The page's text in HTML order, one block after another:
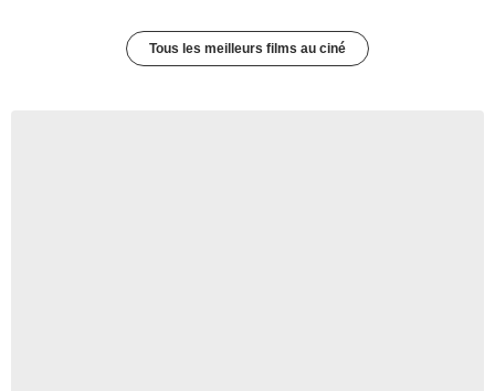
Tous les meilleurs films au ciné